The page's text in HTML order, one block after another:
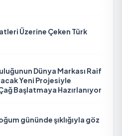
Üzerine Çeken Türk
Dünya Markası Raif
Yeni Projesiyle
Başlatmaya Hazırlanıyor
gününde şıklığıyla göz